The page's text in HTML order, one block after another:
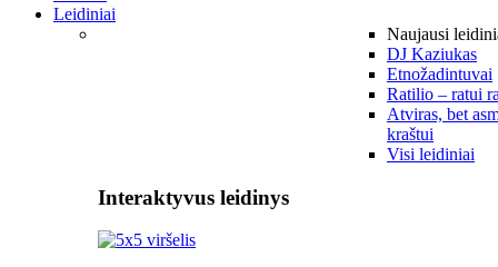
Leidiniai
Naujausi
DJ Kaziukas
Etnožadintuvai
Ratilio – ratui
Atviras, bet
kraštui
Visi leidiniai
Interaktyvus leidinys